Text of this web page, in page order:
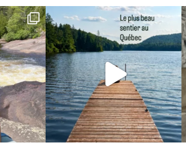
version
Et si je te disais qu’il existe un sentier où
127 37